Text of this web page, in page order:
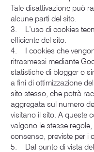
Tale disattivazione può
alcune parti del sito.
3. L’uso di cookies
efficiente del sito.
4. I cookies che
ritrasmessi mediante
statistiche di blogger o
a fini di ottimizzazione
sito stesso, che potrà
aggregata sul numero
visitano il sito. A queste
valgono le stesse
consenso, previste per i
5. Dal punto di vista